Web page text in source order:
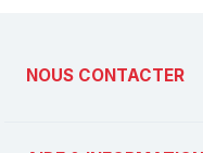
NOUS CONTACTER